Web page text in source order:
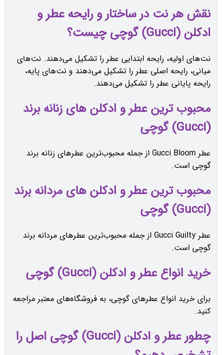
نقش هر نت در ساختار و رایحه عطر و
ادکلن (Gucci) گوچی چیست؟
نت‌های اولیه، رایحه ابتدایی عطر را تشکیل می‌دهند. نت‌های
میانی، رایحه اصلی عطر را تشکیل می‌دهند و نت‌های پایه،
رایحه پایانی عطر را تشکیل می‌دهند.
محبوب ‌ترین عطر و ادکلن های زنانه برند
(Gucci) گوچی
عطر Gucci Bloom از جمله محبوب‌ترین عطرهای زنانه برند
گوچی است.
محبوب ‌ترین عطر و ادکلن های مردانه برند
(Gucci) گوچی
عطر Gucci Guilty از جمله محبوب‌ترین عطرهای مردانه برند
گوچی است.
خرید انواع عطر و ادکلن (Gucci) گوچی
برای خرید انواع عطرهای گوچی، به فروشگاه‌های معتبر مراجعه
کنید.
چطور عطر و ادکلن (Gucci) گوچی اصل را